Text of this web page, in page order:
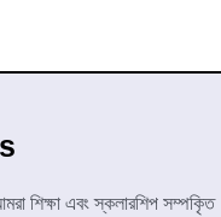
শিক্ষা এবং স্কলারশিপ সম্পকৃিত